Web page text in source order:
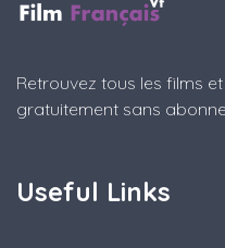
Retrouvez tous les films
gratuitement sans
Useful Links